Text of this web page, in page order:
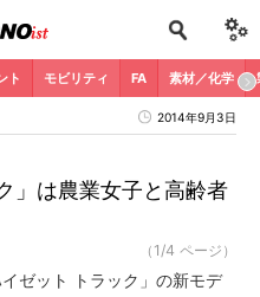
ト モビリティ FA 素材／化学
2014年9月3日
」は農業女子と高齢者
（1/4 ページ）
ゼット トラック」の新モデ